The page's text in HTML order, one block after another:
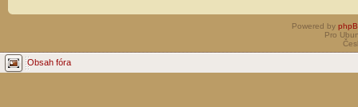
Powered by
Pro
Obsah fóra